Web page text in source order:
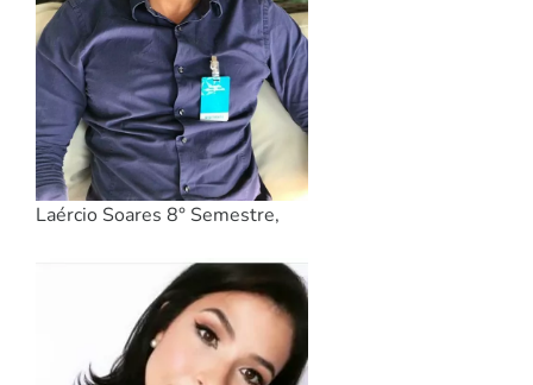
Laércio Soares 8° Semestre,